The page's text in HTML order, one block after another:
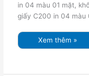
in 04 màu 01 mặt,
giấy C200 in 04 màu
Xem thêm »